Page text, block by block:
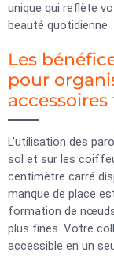
unique qui reflète
beauté quotidienne .
Les
pour
accessoires
L’utilisation des
sol et sur les
centimètre carré
manque de place
formation de
plus fines. Votre
accessible en un